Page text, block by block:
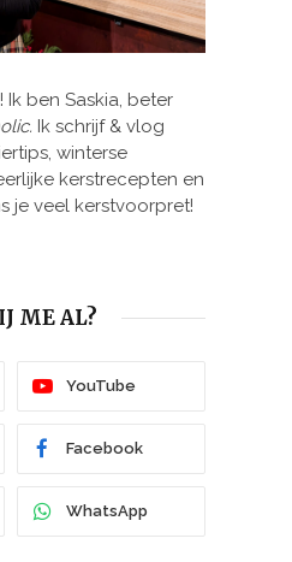
ben Saskia, beter
Ik schrijf & vlog
winterse
kerstrecepten en
je veel kerstvoorpret!
ME AL?
YouTube
Facebook
WhatsApp